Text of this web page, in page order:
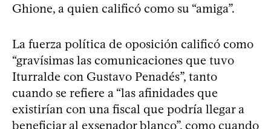
Ghione, a quien calificó como su “amiga”.
La fuerza política de oposición calificó como
“gravísimas las comunicaciones que tuvo
Iturralde con Gustavo Penadés”, tanto
cuando se refiere a “las afinidades que
existirían con una fiscal que podría llegar a
beneficiar al exsenador blanco”, como cuando